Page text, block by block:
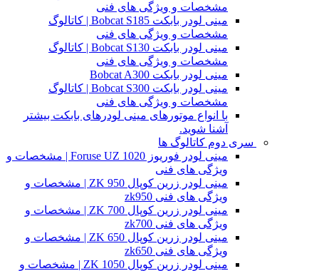
مشخصات و ویژگی های فنی
مینی لودر بابکت Bobcat S185 | کاتالوگ
مشخصات و ویژگی های فنی
مینی لودر بابکت Bobcat S130 | کاتالوگ
مشخصات و ویژگی های فنی
مینی لودر بابکت Bobcat A300
مینی لودر بابکت Bobcat S300 | کاتالوگ
مشخصات و ویژگی های فنی
با انواع موتورهای مینی لودرهای بابکت بیشتر
آشنا شوید.
سری دوم کاتالوگ ها
مینی لودر فوریوز Foruse UZ 1020 | مشخصات و
ویژگی های فنی
مینی لودر زرین کوپال ZK 950 | مشخصات و
ویژگی های فنی zk950
مینی لودر زرین کوپال ZK 700 | مشخصات و
ویژگی های فنی zk700
مینی لودر زرین کوپال ZK 650 | مشخصات و
ویژگی های فنی zk650
مینی لودر زرین کوپال ZK 1050 | مشخصات و